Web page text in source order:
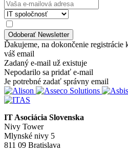
Ďakujeme, na dokončenie registrácie
váš email
Zadaný e-mail už existuje
Nepodarilo sa pridať e-mail
Je potrebné zadať správny email
IT Asociácia Slovenska
Nivy Tower
Mlynské nivy 5
811 09 Bratislava